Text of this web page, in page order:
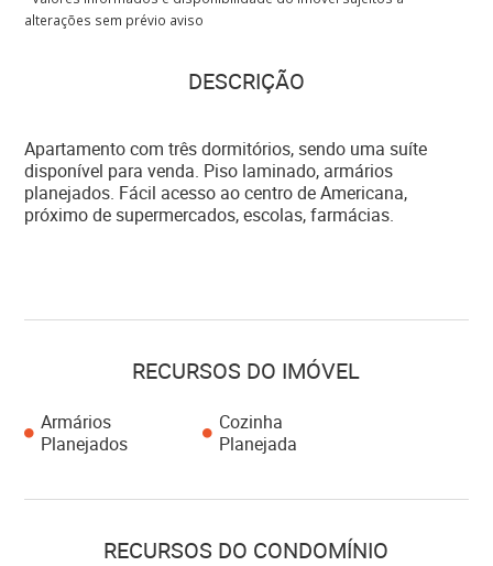
alterações sem prévio aviso
DESCRIÇÃO
Apartamento com três dormitórios, sendo uma suíte
disponível para venda. Piso laminado, armários
planejados. Fácil acesso ao centro de Americana,
próximo de supermercados, escolas, farmácias.
RECURSOS DO IMÓVEL
Armários
Planejados
Cozinha
Planejada
RECURSOS DO CONDOMÍNIO